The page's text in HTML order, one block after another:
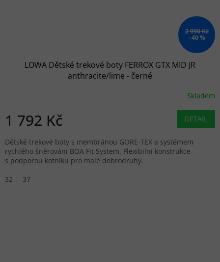
2 990 Kč
–40 %
LOWA Dětské trekové boty FERROX GTX MID JR
anthracite/lime - černé
Skladem
1 792 Kč DETAIL
Dětské trekové boty s membránou GORE-TEX a systémem
rychlého šněrování BOA Fit System. Flexibilní konstrukce
s podporou kotníku pro malé dobrodruhy.
32
37